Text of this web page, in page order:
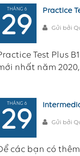
THÁNG 6
29
Practice
Gửi bởi
Test Plus
nhất năm
THÁNG 6
29 Gửi bởi
các bạn có